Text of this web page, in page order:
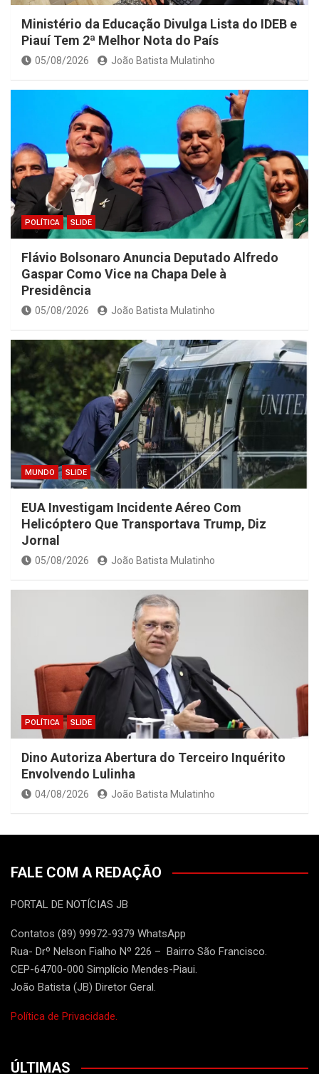
Ministério da Educação Divulga Lista do IDEB e
Piauí Tem 2ª Melhor Nota do País
05/08/2026 João Batista Mulatinho
POLÍTICA SLIDE
Flávio Bolsonaro Anuncia Deputado Alfredo
Gaspar Como Vice na Chapa Dele à
Presidência
05/08/2026 João Batista Mulatinho
MUNDO SLIDE
EUA Investigam Incidente Aéreo Com
Helicóptero Que Transportava Trump, Diz
Jornal
05/08/2026 João Batista Mulatinho
POLÍTICA SLIDE
Dino Autoriza Abertura do Terceiro Inquérito
Envolvendo Lulinha
04/08/2026 João Batista Mulatinho
FALE COM A REDAÇÃO
PORTAL DE NOTÍCIAS JB
Contatos (89) 99972-9379 WhatsApp
Rua- Drº Nelson Fialho Nº 226 – Bairro São Francisco.
CEP-64700-000 Simplício Mendes-Piaui.
João Batista (JB) Diretor Geral.
Política de Privacidade.
ÚLTIMAS